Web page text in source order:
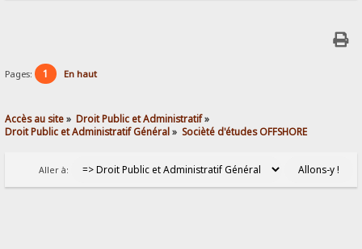
Pages: 1 En haut
Accès au site» Droit Public et Administratif»
Droit Public et Administratif Général» Socièté d'études OFFSHORE
Aller à: